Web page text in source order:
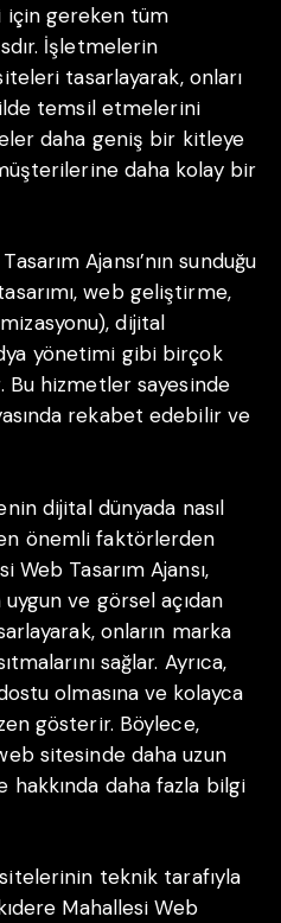
için gereken tüm
İşletmelerin
tasarlayarak, onları
temsil etmelerini
daha geniş bir kitleye
daha kolay bir
Ajansı’nın sunduğu
web geliştirme,
dijital
yönetimi gibi birçok
Bu hizmetler sayesinde
rekabet edebilir ve
dijital dünyada nasıl
önemli faktörlerden
Web Tasarım Ajansı,
ve görsel açıdan
onların marka
sağlar. Ayrıca,
olmasına ve kolayca
gösterir. Böylece,
sitesinde daha uzun
hakkında daha fazla bilgi
teknik tarafıyla
Mahallesi Web